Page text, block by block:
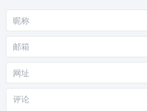
评
昵
称
邮
箱
网
站